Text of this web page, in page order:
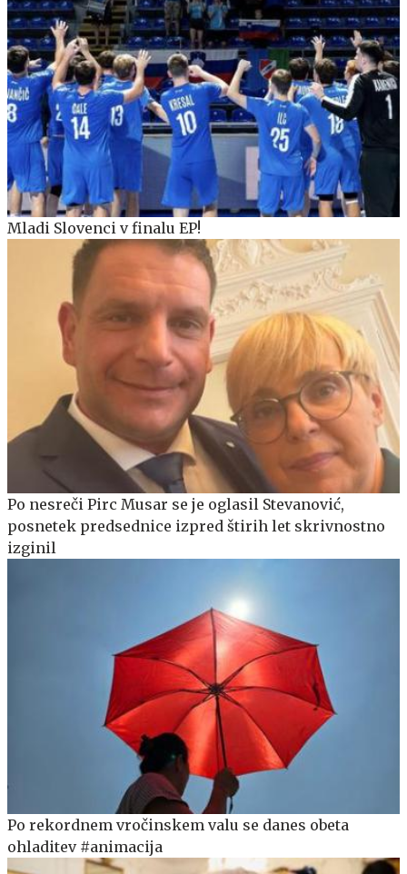
Mladi Slovenci v finalu EP!
Po nesreči Pirc Musar se je oglasil Stevanović,
posnetek predsednice izpred štirih let skrivnostno
izginil
Po rekordnem vročinskem valu se danes obeta
ohladitev #animacija